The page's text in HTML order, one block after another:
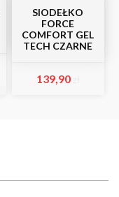
SIODEŁKO
FORCE
COMFORT GEL
TECH CZARNE
139,90